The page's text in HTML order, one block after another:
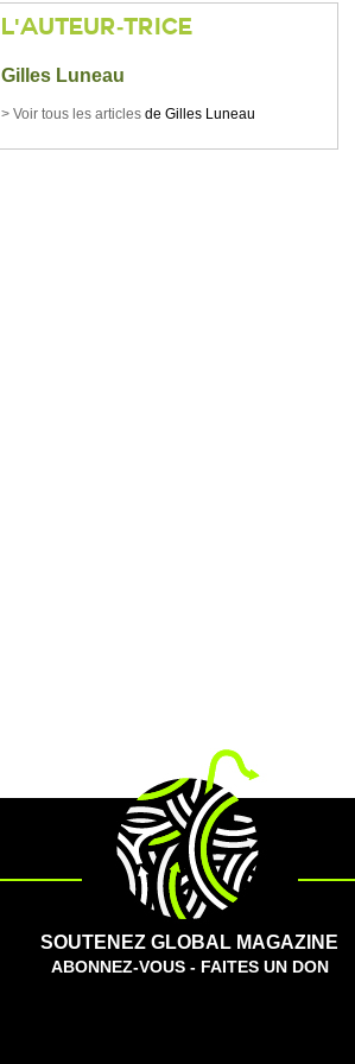
L'AUTEUR-TRICE
Gilles Luneau
> Voir tous les articles deGilles Luneau
SOUTENEZ GLOBAL MAGAZINE
ABONNEZ-VOUS - FAITES UN DON